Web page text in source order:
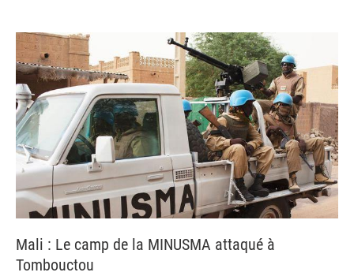
Mali : Le camp de la MINUSMA attaqué à
Tombouctou